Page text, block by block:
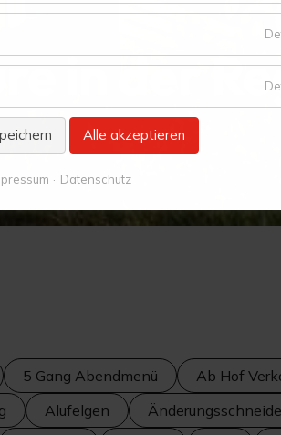
in der
5 Gang Abendmenü Ab Hof
Alufelgen
Alle akzeptieren
Datenschutz